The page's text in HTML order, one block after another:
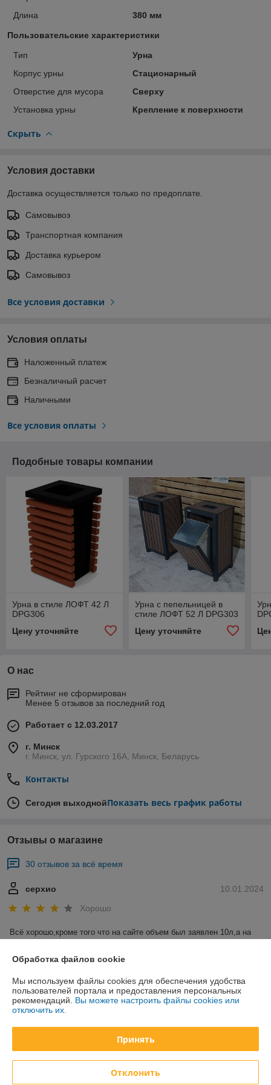
Длина
380 мм
Пользовательские характеристики
Тип
Урна
Корпус урны
Стационарный
Отверстие для мусора
Сверху
Установка урны
Крепление к поверхности
Скрыть
Условия доставки
Доставка осуществляется только по предоплате.
Самовывоз
Транспортная компания
Доставка курьером
Самовывоз
Все условия доставки
Условия оплаты
Наложенный платеж
Безналичный расчет
Наличными
Все условия оплаты
Подобные товары компании
Урна в стиле ЛОФТ 42 Л
DPG306
Цену уточняйте
Урна с пепельницей в
стиле ЛОФТ 52 Л DPG303
Цену уточняйте
О нас
Рейтинг не сформирован
Менее 5 отзывов за последний год
Работает с 12.03.2017
г. Минск
г. Минск, ул. Гурского 16А, Минск, Беларусь
Контакты
Сегодня выходнойПоказать весь график работы
Отзывы о магазине
30 отзывов за всё время
10.01.2024
серхио
Хорошо
Всё хорошо,кроме того что на сайте объем был заявлен 10л,а на
21.12.2023
Отлично
Обработка файлов cookie
Мы используем файлы cookies для обеспечения удобства
пользователей портала и предоставления персональных
рекомендаций. Вы можете настроить файлы cookies или
отключить их.
Принять
Отклонить